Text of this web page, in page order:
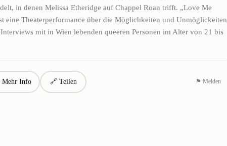
in denen Melissa Etheridge auf Chappel Roan trifft. „Love Me
eine Theaterperformance über die Möglichkeiten und Unmöglickeiten
mit in Wien lebenden queeren Personen im Alter von 21 bis
Mehr Info 🔗 Teilen ⚑ Melden